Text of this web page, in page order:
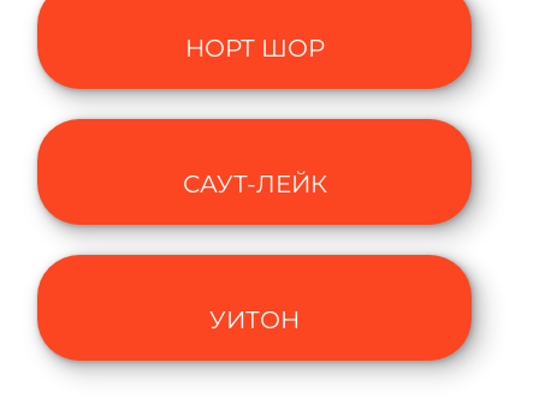
НОРТ ШОР
САУТ-ЛЕЙК
УИТОН